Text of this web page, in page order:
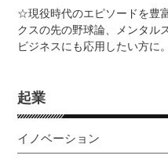
起業
イノベーション
す
る
☆現役時代のエピソードを豊
クスの先の野球論、メンタル
ビジネスにも応用したい方に。